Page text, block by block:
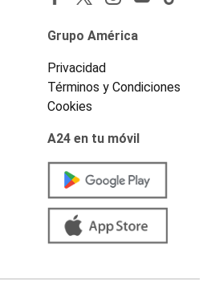
Grupo América
Privacidad
Términos y Condiciones
Cookies
A24 en tu móvil